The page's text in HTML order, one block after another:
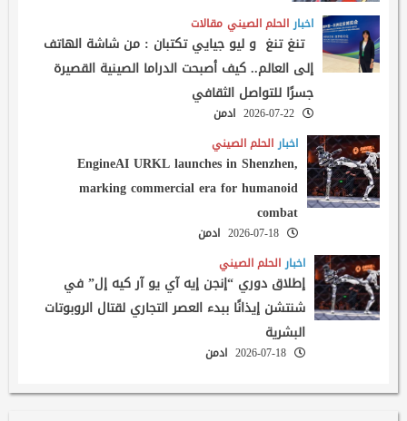
اخبار الحلم الصيني مقالات
تنغ تنغ و ليو جيايي تكتبان : من شاشة الهاتف
إلى العالم.. كيف أصبحت الدراما الصينية القصيرة
جسرًا للتواصل الثقافي
ادمن
اخبار الحلم الصيني
EngineAI URKL launches in Shenzhen,
marking commercial era for humanoid
combat
2026-07-18
ادمن
اخبار الحلم الصيني
إطلاق دوري “إنجن إيه آي يو آر كيه إل” في
شنتشن إيذانًا ببدء العصر التجاري لقتال الروبوتات
البشرية
ادمن